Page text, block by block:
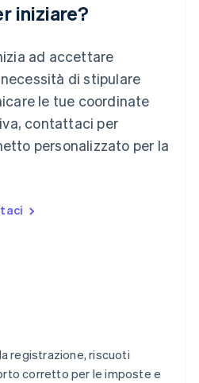
iniziare?
ad accettare
di stipulare
le tue coordinate
contattaci per
personalizzato per la
registrazione, riscuoti
corretto per le imposte e